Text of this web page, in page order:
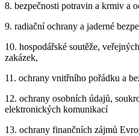
8. bezpečnosti potravin a krmiv a
9. radiační ochrany a jaderné
10. hospodářské soutěže,
zakázek,
11. ochrany vnitřního pořádku a
12. ochrany osobních údajů,
elektronických komunikací
13. ochrany finančních zájmů